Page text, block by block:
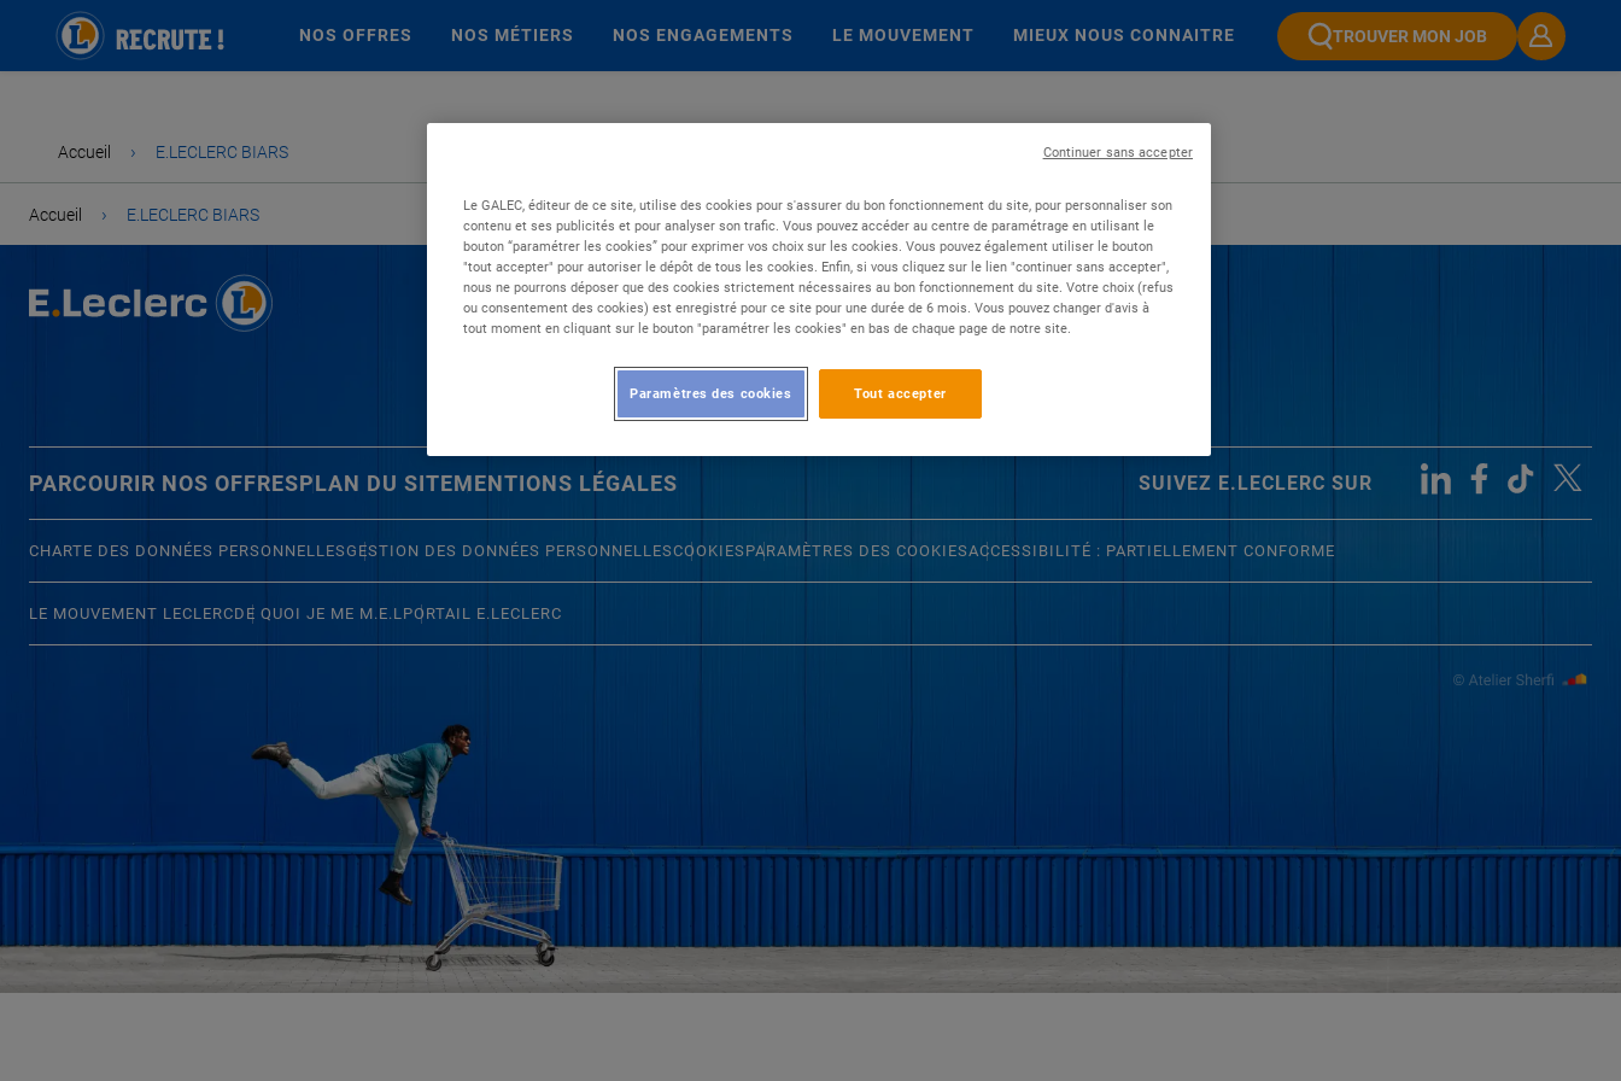
NOS OFFRES NOS MÉTIERS NOS ENGAGEMENTS LE MOUVEMENT MIEUX NOUS CONNAITRE TROUVER MON JOB
Accueil › E.LECLERC BIARS
Accueil › E.LECLERC BIARS
PARCOURIR NOS OFFRESPLAN DU SITEMENTIONS LÉGALES SUIVEZ E.LECLERC SUR
CHARTE DES DONNÉES PERSONNELLESGESTION DES DONNÉES PERSONNELLESCOOKIES PARAMÈTRES DES COOKIESACCESSIBILITÉ : PARTIELLEMENT CONFORME
LE MOUVEMENT LECLERCDE QUOI JE ME M.E.LPORTAIL E.LECLERC
Le GALEC, éditeur de ce site, utilise des cookies pour s'assurer du bon fonctionnement du site, pour personnaliser son
contenu et ses publicités et pour analyser son trafic. Vous pouvez accéder au centre de paramétrage en utilisant le
bouton “paramétrer les cookies” pour exprimer vos choix sur les cookies. Vous pouvez également utiliser le bouton
"tout accepter" pour autoriser le dépôt de tous les cookies. Enfin, si vous cliquez sur le lien "continuer sans accepter",
nous ne pourrons déposer que des cookies strictement nécessaires au bon fonctionnement du site. Votre choix (refus
ou consentement des cookies) est enregistré pour ce site pour une durée de 6 mois. Vous pouvez changer d'avis à
tout moment en cliquant sur le bouton "paramétrer les cookies" en bas de chaque page de notre site.
Tout accepter
Paramètres des cookies
Continuer sans accepter